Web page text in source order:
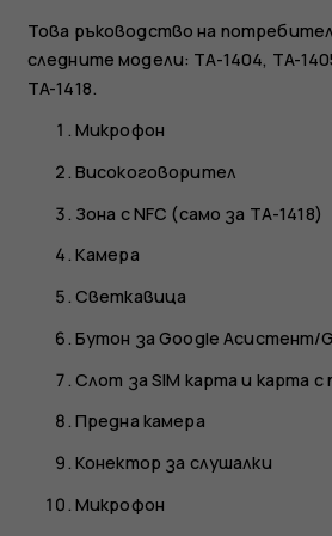
Това ръководство на
следните модели: TA-1404, TA-
TA-1418.
Микрофон
Високоговорител
Зона с NFC (само за ТА-1418)
Камера
Светкавица
Бутон за Google Асистент/
Слот за SIM карта и карта с
Предна камера
Конектор за слушалки
Микрофон